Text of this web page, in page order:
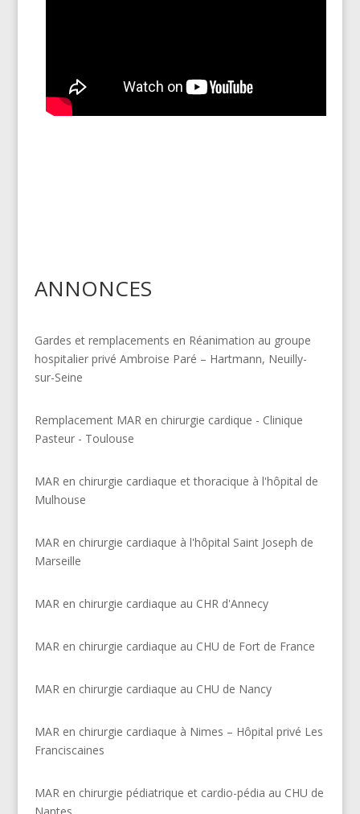
ANNONCES
Gardes et remplacements en Réanimation au groupe
hospitalier privé Ambroise Paré – Hartmann, Neuilly-
sur-Seine
Remplacement MAR en chirurgie cardique - Clinique
Pasteur - Toulouse
MAR en chirurgie cardiaque et thoracique à l'hôpital de
Mulhouse
MAR en chirurgie cardiaque à l'hôpital Saint Joseph de
Marseille
MAR en chirurgie cardiaque au CHR d'Annecy
MAR en chirurgie cardiaque au CHU de Fort de France
MAR en chirurgie cardiaque au CHU de Nancy
MAR en chirurgie cardiaque à Nimes – Hôpital privé Les
Franciscaines
MAR en chirurgie pédiatrique et cardio-pédia au CHU de